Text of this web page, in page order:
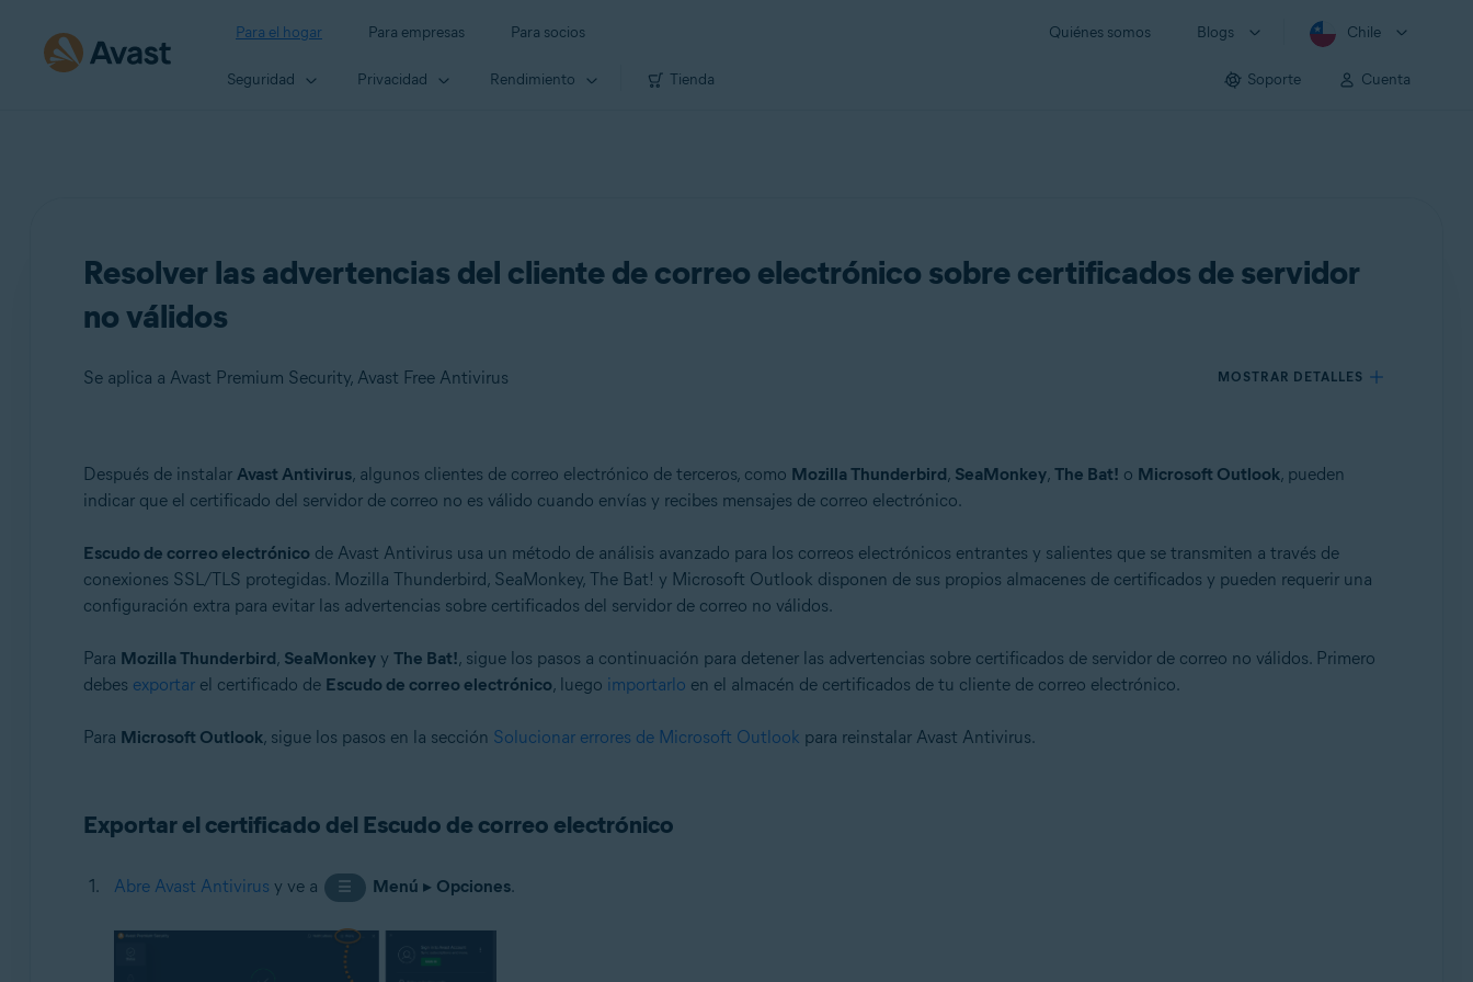
Para el hogar Para empresas Para socios Quiénes somos Blogs Chile
Seguridad Privacidad Rendimiento Tienda Soporte Cuenta
Resolver las advertencias del cliente de correo electrónico sobre certificados de servidor
no válidos
Se aplica a Avast Premium Security, Avast Free Antivirus MOSTRAR DETALLES
Productos:
Avast Premium Security
Sistemas operativos:
Windows
Después de instalar Avast Antivirus, algunos clientes de correo electrónico de terceros, como Mozilla Thunderbird, SeaMonkey, The Bat! o Microsoft Outlook, pueden
indicar que el certificado del servidor de correo no es válido cuando envías y recibes mensajes de correo electrónico.
Escudo de correo electrónico de Avast Antivirus usa un método de análisis avanzado para los correos electrónicos entrantes y salientes que se transmiten a través de
conexiones SSL/TLS protegidas. Mozilla Thunderbird, SeaMonkey, The Bat! y Microsoft Outlook disponen de sus propios almacenes de certificados y pueden requerir una
configuración extra para evitar las advertencias sobre certificados del servidor de correo no válidos.
Para Mozilla Thunderbird, SeaMonkeyy The Bat!, sigue los pasos a continuación para detener las advertencias sobre certificados de servidor de correo no válidos. Primero
debes exportarel certificado de Escudo de correo electrónico, luego importarlo en el almacén de certificados de tu cliente de correo electrónico.
Para Microsoft Outlook, sigue los pasos en la sección Solucionar errores de Microsoft Outlook para reinstalar Avast Antivirus.
Exportar el certificado del Escudo de correo electrónico
Abre Avast Antivirus y ve a ☰ Menú ▸ Opciones.